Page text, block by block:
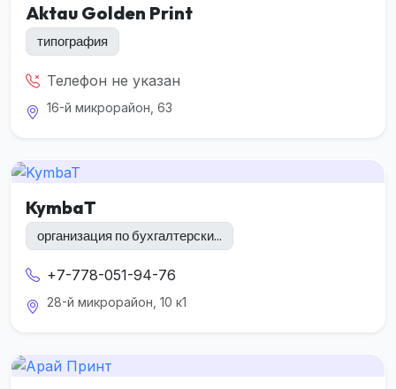
Aktau Golden Print
типография
Телефон не указан
16-й микрорайон, 63
KymbaT
организация по бухгалтерски...
+7-778-051-94-76
28-й микрорайон, 10 к1